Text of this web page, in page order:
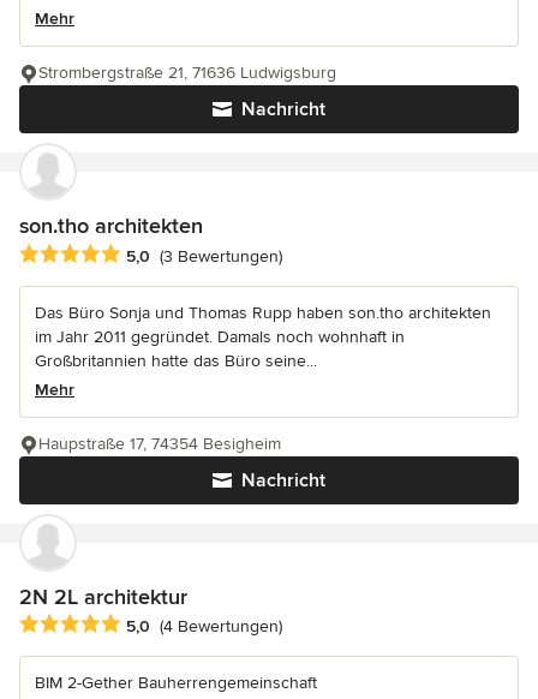
Mehr
Nachricht
Strombergstraße 21, 71636 Ludwigsburg
son.tho architekten
Durchschnittliche Bewertung: 5 von 5 Sternen
5,0 (3 Bewertungen)
Das Büro Sonja und Thomas Rupp haben son.tho architekten
im Jahr 2011 gegründet. Damals noch wohnhaft in
Großbritannien hatte das Büro seine...
Mehr
Nachricht
Haupstraße 17, 74354 Besigheim
2N 2L architektur
Durchschnittliche Bewertung: 5 von 5 Sternen
5,0 (4 Bewertungen)
BIM 2-Gether Bauherrengemeinschaft